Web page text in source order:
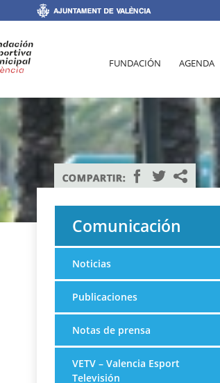
FUNDACIÓN AGENDA
Comunicación
Noticias
Publicaciones
Notas de prensa
VETV – Valencia Esport
Televisión